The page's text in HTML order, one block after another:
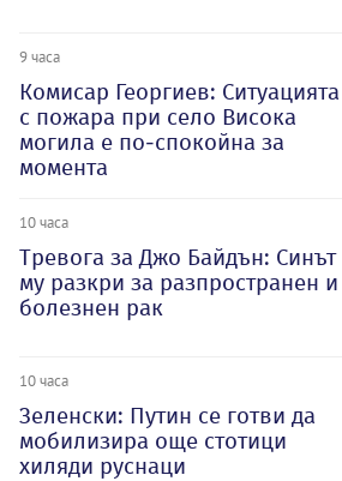
9 часа
Комисар Георгиев: Ситуацията
с пожара при село Висока
могила е по-спокойна за
момента
10 часа
Тревога за Джо Байдън: Синът
му разкри за разпространен и
болезнен рак
10 часа
Зеленски: Путин се готви да
мобилизира още стотици
хиляди руснаци